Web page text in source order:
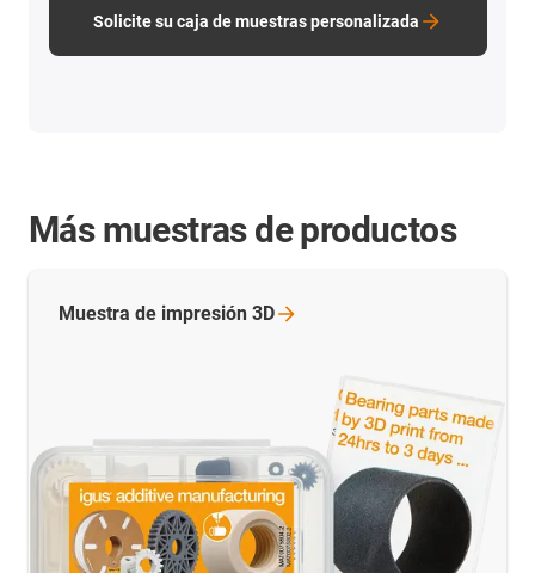
Solicite su caja de muestras personalizada
Más muestras de productos
Muestra de impresión 3D